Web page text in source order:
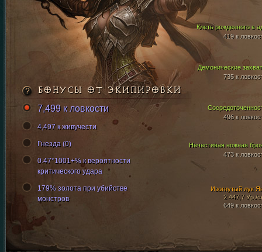
Клеть рожденного в
419 к
Демонические
735 к
Нечестивая ножная
473 к
Изогнутый лук
2 447,7 Ур./
649 к
496 к
БОНУСЫ ОТ ЭКИПИРОВКИ
7,499 к ловкости
4,497 к живучести
Гнезда (0)
0.47*1001+% к вероятности
критического удара
179% золота при убийстве
монстров